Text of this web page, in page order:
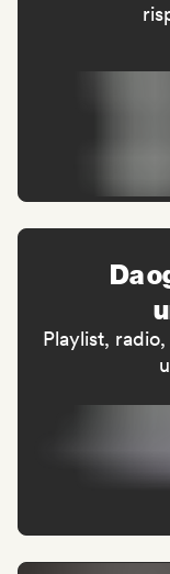
Da
Playlist,